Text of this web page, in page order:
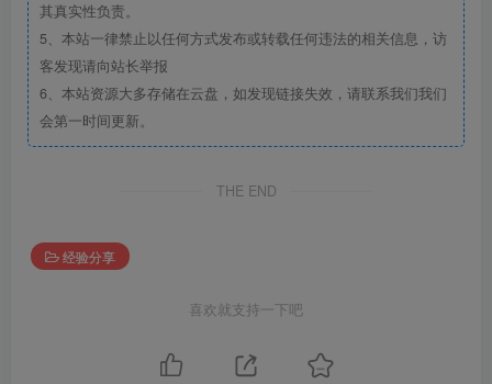
其真实性负责。
5、本站一律禁止以任何方式发布或转载任何违法的相关信息，访
客发现请向站长举报
6、本站资源大多存储在云盘，如发现链接失效，请联系我们我们
会第一时间更新。
THE END
经验分享
喜欢就支持一下吧